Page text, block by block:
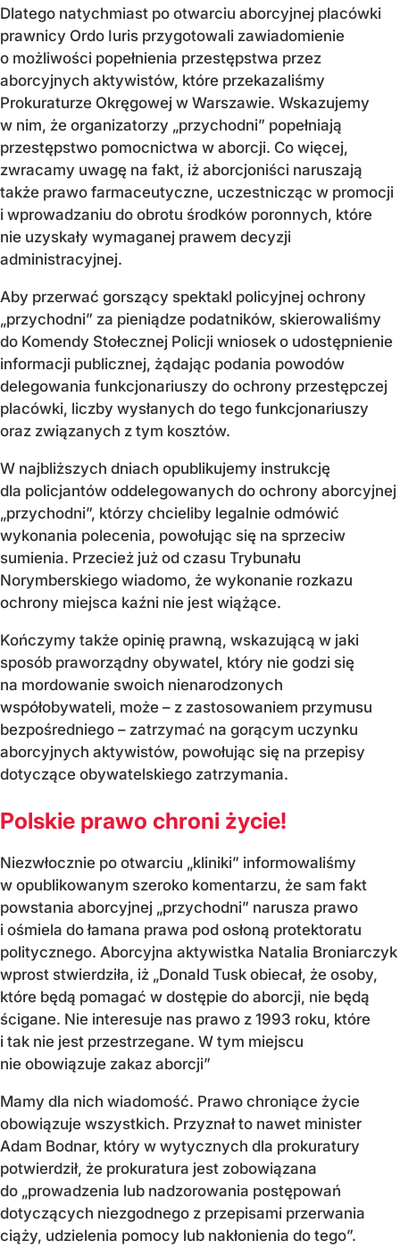
Dlatego natychmiast po otwarciu aborcyjnej placówki
prawnicy Ordo Iuris przygotowali zawiadomienie
o możliwości popełnienia przestępstwa przez
aborcyjnych aktywistów, które przekazaliśmy
Prokuraturze Okręgowej w Warszawie. Wskazujemy
w nim, że organizatorzy „przychodni” popełniają
przestępstwo pomocnictwa w aborcji. Co więcej,
zwracamy uwagę na fakt, iż aborcjoniści naruszają
także prawo farmaceutyczne, uczestnicząc w promocji
i wprowadzaniu do obrotu środków poronnych, które
nie uzyskały wymaganej prawem decyzji
administracyjnej.
Aby przerwać gorszący spektakl policyjnej ochrony
„przychodni” za pieniądze podatników, skierowaliśmy
do Komendy Stołecznej Policji wniosek o udostępnienie
informacji publicznej, żądając podania powodów
delegowania funkcjonariuszy do ochrony przestępczej
placówki, liczby wysłanych do tego funkcjonariuszy
oraz związanych z tym kosztów.
W najbliższych dniach opublikujemy instrukcję
dla policjantów oddelegowanych do ochrony aborcyjnej
„przychodni”, którzy chcieliby legalnie odmówić
wykonania polecenia, powołując się na sprzeciw
sumienia. Przecież już od czasu Trybunału
Norymberskiego wiadomo, że wykonanie rozkazu
ochrony miejsca kaźni nie jest wiążące.
Kończymy także opinię prawną, wskazującą w jaki
sposób praworządny obywatel, który nie godzi się
na mordowanie swoich nienarodzonych
współobywateli, może – z zastosowaniem przymusu
bezpośredniego – zatrzymać na gorącym uczynku
aborcyjnych aktywistów, powołując się na przepisy
dotyczące obywatelskiego zatrzymania.
Polskie prawo chroni życie!
Niezwłocznie po otwarciu „kliniki” informowaliśmy
w opublikowanym szeroko komentarzu, że sam fakt
powstania aborcyjnej „przychodni” narusza prawo
i ośmiela do łamana prawa pod osłoną protektoratu
politycznego. Aborcyjna aktywistka Natalia Broniarczyk
wprost stwierdziła, iż „Donald Tusk obiecał, że osoby,
które będą pomagać w dostępie do aborcji, nie będą
ścigane. Nie interesuje nas prawo z 1993 roku, które
i tak nie jest przestrzegane. W tym miejscu
nie obowiązuje zakaz aborcji”
Mamy dla nich wiadomość. Prawo chroniące życie
obowiązuje wszystkich. Przyznał to nawet minister
Adam Bodnar, który w wytycznych dla prokuratury
potwierdził, że prokuratura jest zobowiązana
do „prowadzenia lub nadzorowania postępowań
dotyczących niezgodnego z przepisami przerwania
ciąży, udzielenia pomocy lub nakłonienia do tego”.